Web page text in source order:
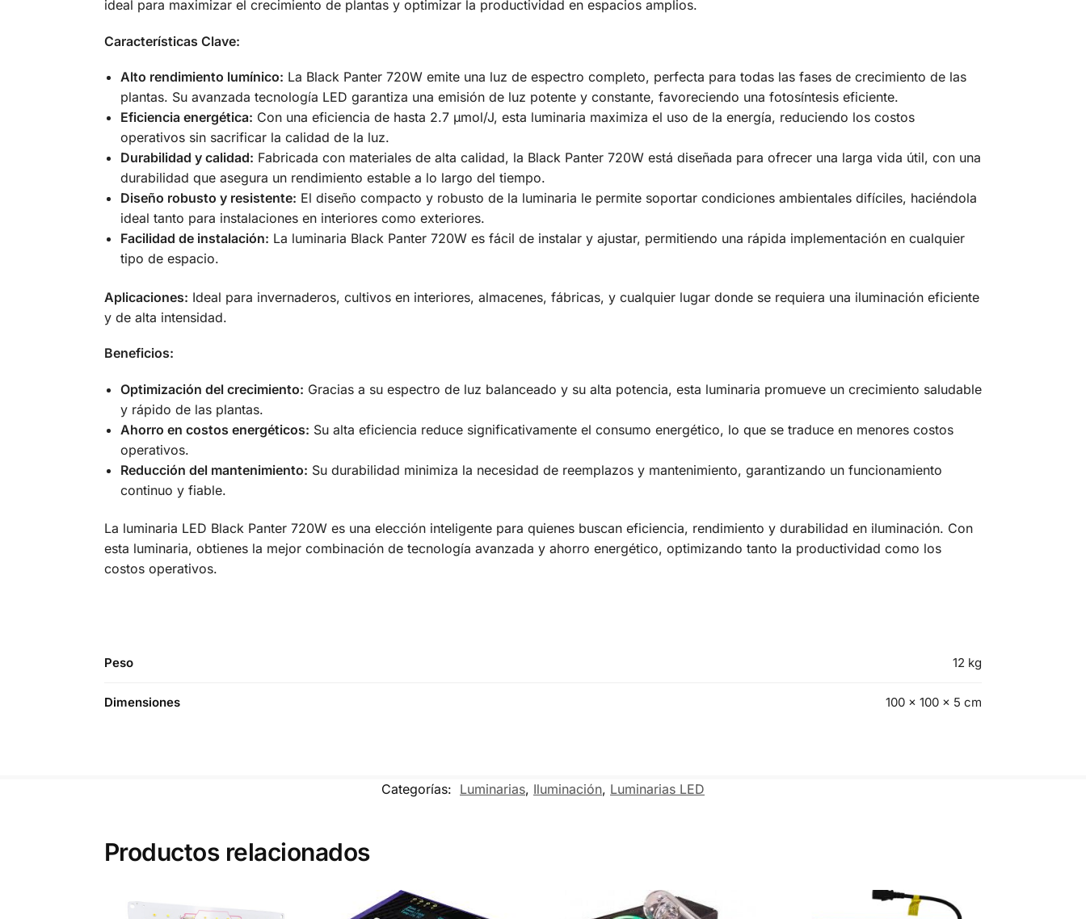
ideal para maximizar el crecimiento de plantas y optimizar la productividad en espacios amplios.
Características Clave:
Alto rendimiento lumínico: La Black Panter 720W emite una luz de espectro completo, perfecta para todas las fases de crecimiento de las
plantas. Su avanzada tecnología LED garantiza una emisión de luz potente y constante, favoreciendo una fotosíntesis eficiente.
Eficiencia energética: Con una eficiencia de hasta 2.7 µmol/J, esta luminaria maximiza el uso de la energía, reduciendo los costos
operativos sin sacrificar la calidad de la luz.
Durabilidad y calidad: Fabricada con materiales de alta calidad, la Black Panter 720W está diseñada para ofrecer una larga vida útil, con una
durabilidad que asegura un rendimiento estable a lo largo del tiempo.
Diseño robusto y resistente: El diseño compacto y robusto de la luminaria le permite soportar condiciones ambientales difíciles, haciéndola
ideal tanto para instalaciones en interiores como exteriores.
Facilidad de instalación: La luminaria Black Panter 720W es fácil de instalar y ajustar, permitiendo una rápida implementación en cualquier
tipo de espacio.
Aplicaciones: Ideal para invernaderos, cultivos en interiores, almacenes, fábricas, y cualquier lugar donde se requiera una iluminación eficiente
y de alta intensidad.
Beneficios:
Optimización del crecimiento: Gracias a su espectro de luz balanceado y su alta potencia, esta luminaria promueve un crecimiento saludable
y rápido de las plantas.
Ahorro en costos energéticos: Su alta eficiencia reduce significativamente el consumo energético, lo que se traduce en menores costos
operativos.
Reducción del mantenimiento: Su durabilidad minimiza la necesidad de reemplazos y mantenimiento, garantizando un funcionamiento
continuo y fiable.
La luminaria LED Black Panter 720W es una elección inteligente para quienes buscan eficiencia, rendimiento y durabilidad en iluminación. Con
esta luminaria, obtienes la mejor combinación de tecnología avanzada y ahorro energético, optimizando tanto la productividad como los
costos operativos.
Peso 12 kg
Dimensiones 100 × 100 × 5 cm
Categorías: Luminarias, Iluminación, Luminarias LED
Productos relacionados